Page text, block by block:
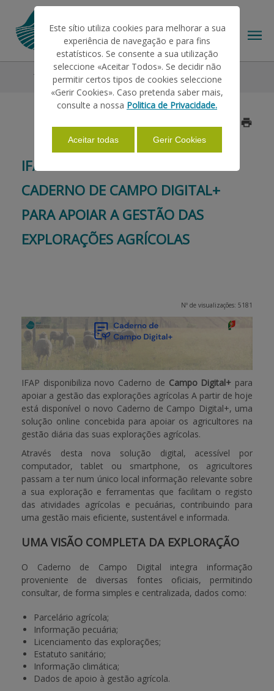
AJUDAS/APOIOS
INFORMAÇÕES
ESTATÍSTICAS
Entrar / Registar
Todos os Destaques Destaque
IFAP DISPONIBILIZA NOVO
CADERNO DE CAMPO DIGITAL+
PARA APOIAR A GESTÃO DAS
EXPLORAÇÕES AGRÍCOLAS
Nº de visualizações: 5181
IFAP disponibiliza novo Caderno de Campo Digital+ para
apoiar a gestão das explorações agrícolas A partir de hoje
está disponível o novo Caderno de Campo Digital+, uma
solução online concebida para apoiar os agricultores na
gestão diária das suas explorações agrícolas.
Através desta nova solução digital, acessível por
computador, tablet ou smartphone, os agricultores
passam a ter num único local informação relevante sobre
a sua exploração e ferramentas que facilitam o registo
das atividades agrícolas e pecuárias, contribuindo para
uma gestão mais eficiente, sustentável e informada.
UMA VISÃO COMPLETA DA EXPLORAÇÃO
O Caderno de Campo Digital integra informação
proveniente de diversas fontes oficiais, permitindo
consultar, de forma simples e centralizada, dados como:
Parcelário agrícola;
Informação pecuária;
Licenciamento das explorações;
Estatuto sanitário;
Informação climática;
Dados de apoio à gestão agrícola.
Este sítio utiliza cookies para melhorar a sua
experiência de navegação e para fins
estatísticos. Se consente a sua utilização
seleccione «Aceitar Todos». Se decidir não
permitir certos tipos de cookies seleccione
«Gerir Cookies». Caso pretenda saber mais,
consulte a nossa Politica de Privacidade.
Aceitar todas Gerir Cookies